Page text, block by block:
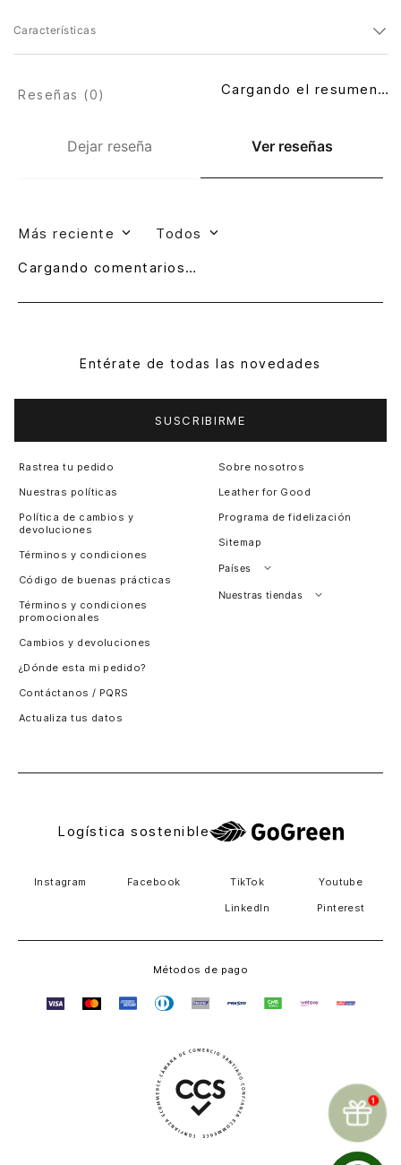
Características
Dejar reseña Ver reseñas
Reseñas (0) Cargando el resumen…
Más reciente Todos
Cargando comentarios…
Entérate de todas las novedades
SUSCRIBIRME
Rastrea tu pedido
Nuestras políticas
Política de cambios y
devoluciones
Términos y condiciones
Código de buenas prácticas
Términos y condiciones
promocionales
Cambios y devoluciones
¿Dónde esta mi pedido?
Contáctanos / PQRS
Actualiza tus datos
Sobre nosotros
Leather for Good
Programa de fidelización
Sitemap
Países
Perú
Nuestras tiendas
Logística sostenible
Instagram Facebook TikTok Youtube
LinkedIn Pinterest
Métodos de pago